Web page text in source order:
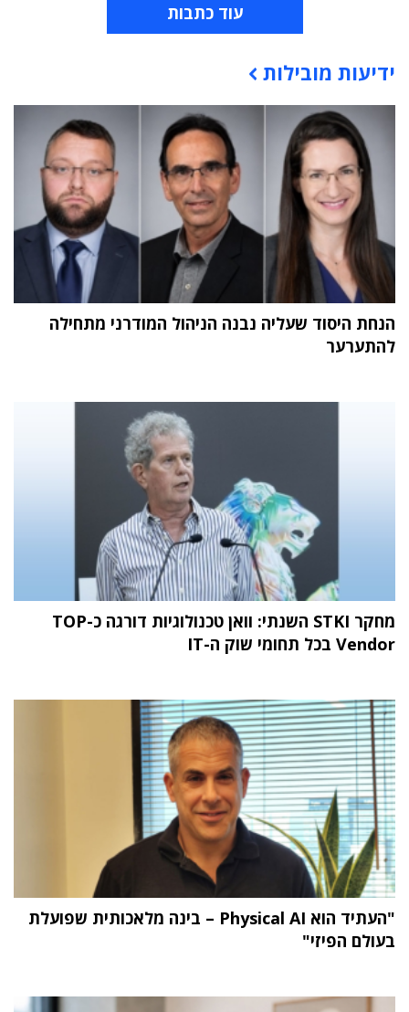
עוד כתבות
תוכן פרסומי
ידיעות מובילות
הנחת היסוד שעליה נבנה הניהול המודרני מתחילה
להתערער
מחקר STKI השנתי: וואן טכנולוגיות דורגה כ-TOP
Vendor בכל תחומי שוק ה-IT
"העתיד הוא Physical AI – בינה מלאכותית שפועלת
בעולם הפיזי"